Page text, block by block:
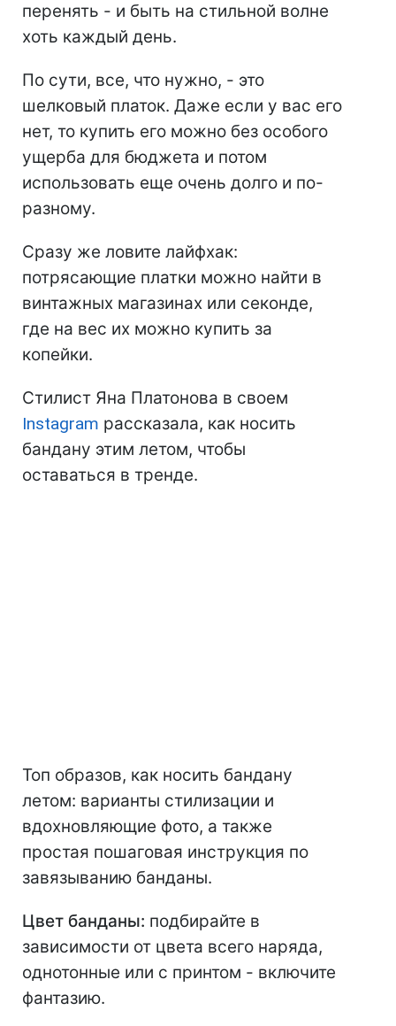
перенять - и быть на стильной волне
хоть каждый день.
По сути, все, что нужно, - это
шелковый платок. Даже если у вас его
нет, то купить его можно без особого
ущерба для бюджета и потом
использовать еще очень долго и по-
разному.
Сразу же ловите лайфхак:
потрясающие платки можно найти в
винтажных магазинах или секонде,
где на вес их можно купить за
копейки.
Стилист Яна Платонова в своем
Instagram рассказала, как носить
бандану этим летом, чтобы
оставаться в тренде.
Топ образов, как носить бандану
летом: варианты стилизации и
вдохновляющие фото, а также
простая пошаговая инструкция по
завязыванию банданы.
Цвет банданы: подбирайте в
зависимости от цвета всего наряда,
однотонные или с принтом - включите
фантазию.